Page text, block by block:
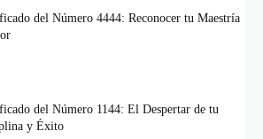
del Número 4444: Reconocer tu Maestría
del Número 1144: El Despertar de tu
y Éxito